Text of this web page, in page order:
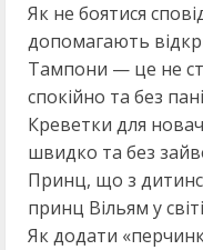
Як не боятися
допомагають
Тампони — це не
спокійно та без
Креветки для
швидко та без
Принц, що з
принц Вільям у світі
Як додати